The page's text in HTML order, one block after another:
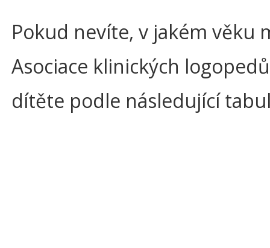
Pokud nevíte, v jakém věku
Asociace klinických
dítěte podle následující